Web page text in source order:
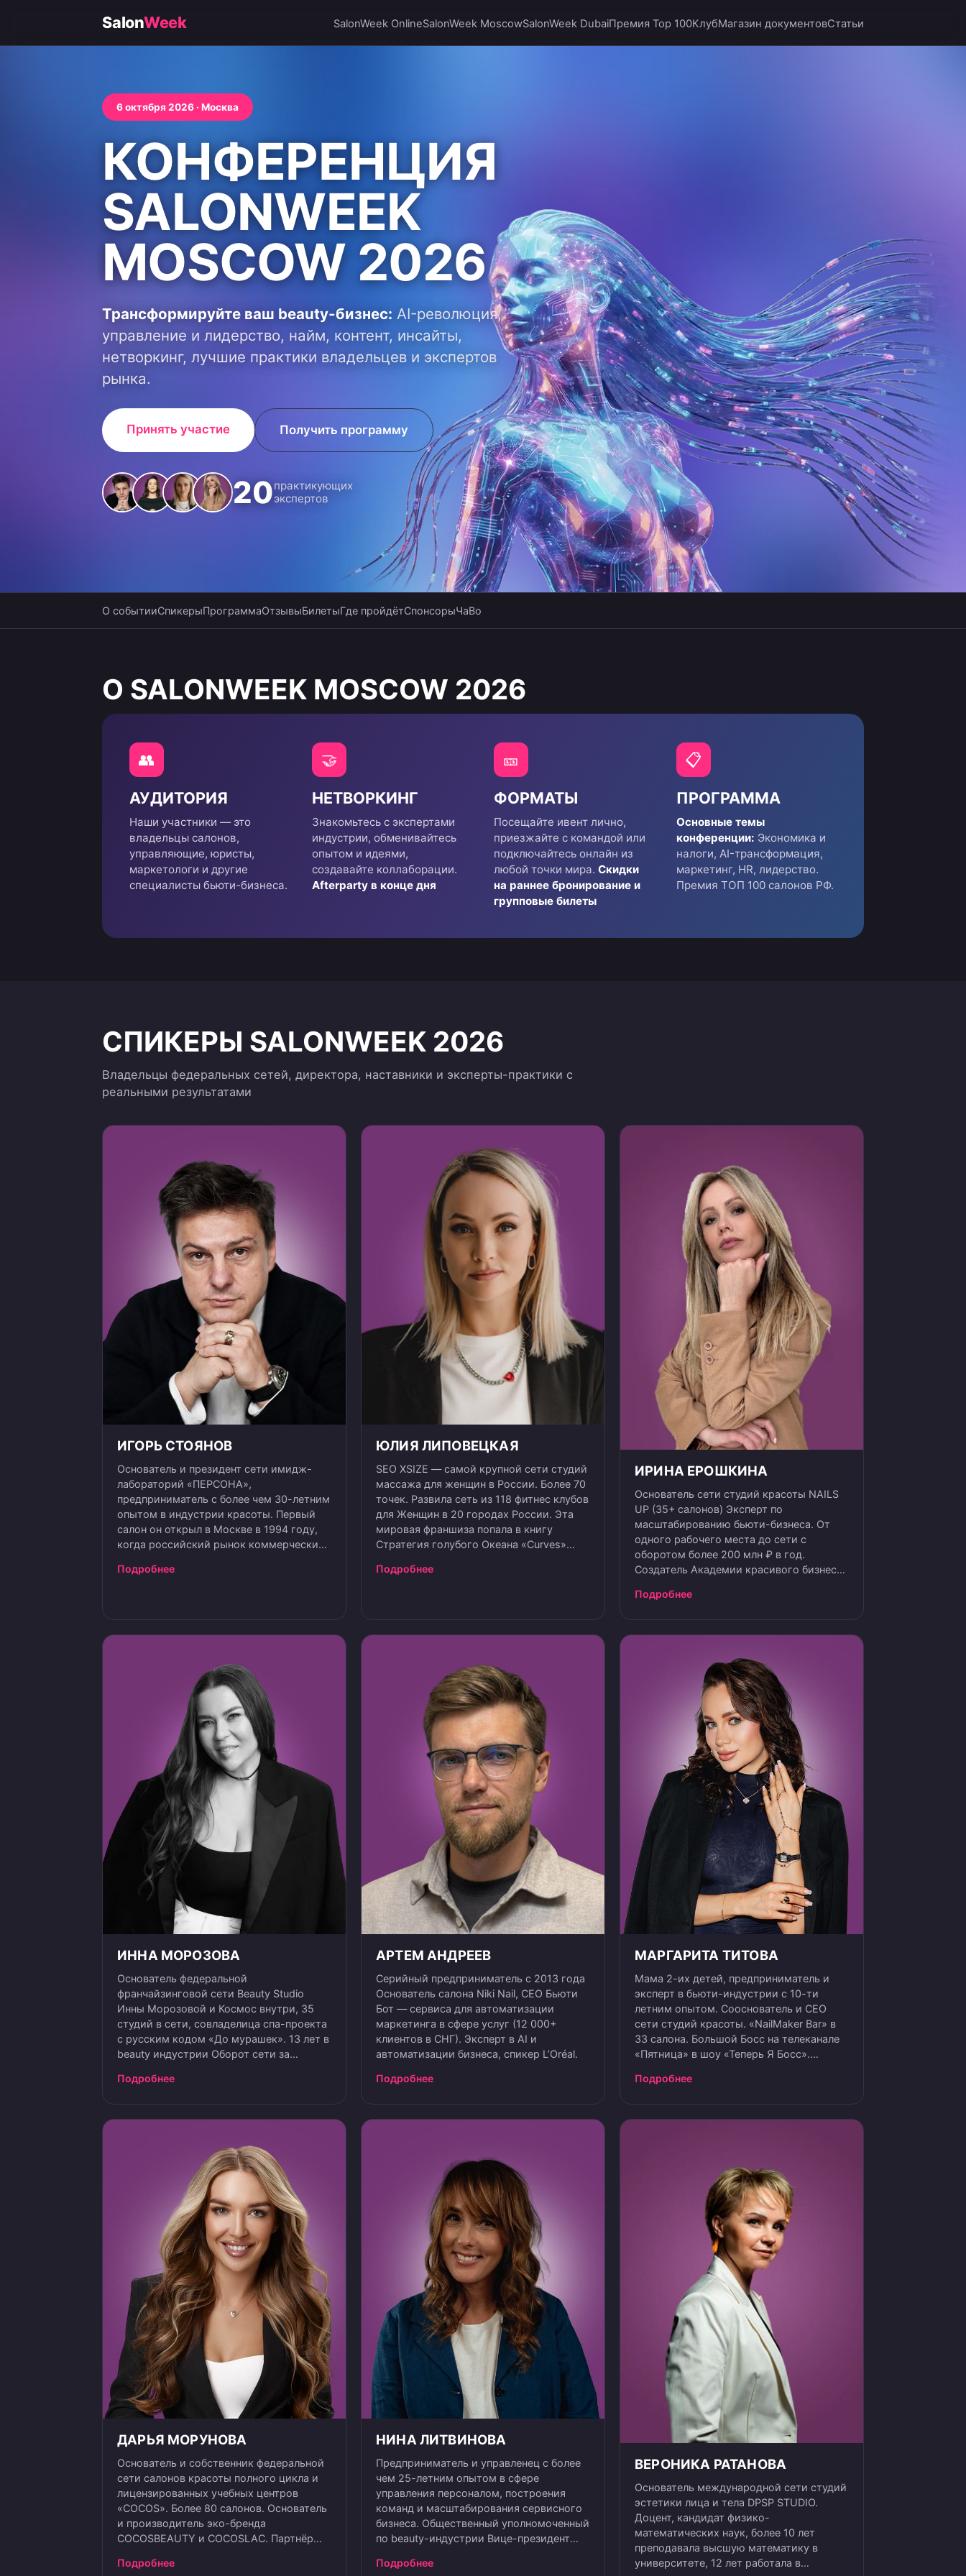
SalonWeek SalonWeek OnlineSalonWeek MoscowSalonWeek DubaiПремия Top 100КлубМагазин документовСтатьи
6 октября 2026 · Москва
КОНФЕРЕНЦИЯ
SALONWEEK
MOSCOW 2026
Трансформируйте ваш beauty-бизнес: AI-революция,
управление и лидерство, найм, контент, инсайты,
нетворкинг, лучшие практики владельцев и экспертов
рынка.
Принять участие Получить программу
20практикующих
экспертов
О событииСпикерыПрограммаОтзывыБилетыГде пройдётСпонсорыЧаВо
О SALONWEEK MOSCOW 2026
👥
АУДИТОРИЯ
Наши участники — это
владельцы салонов,
управляющие, юристы,
маркетологи и другие
специалисты бьюти-бизнеса.
🤝
НЕТВОРКИНГ
Знакомьтесь с экспертами
индустрии, обменивайтесь
опытом и идеями,
создавайте коллаборации.
Afterparty в конце дня
🎫
ФОРМАТЫ
Посещайте ивент лично,
приезжайте с командой или
подключайтесь онлайн из
любой точки мира. Скидки
на раннее бронирование и
групповые билеты
📋
ПРОГРАММА
Основные темы
конференции: Экономика и
налоги, AI-трансформация,
маркетинг, HR, лидерство.
Премия ТОП 100 салонов РФ.
СПИКЕРЫ SALONWEEK 2026
Владельцы федеральных сетей, директора, наставники и эксперты-практики с
реальными результатами
ИГОРЬ СТОЯНОВ
Основатель и президент сети имидж-
лабораторий «ПЕРСОНА»,
предприниматель с более чем 30-летним
опытом в индустрии красоты. Первый
салон он открыл в Москве в 1994 году,
когда российский рынок коммерческих
десятилетия «ПЕРСОНА» выросла в одну
насчитывает 130+ салонов и объединяет
тысячи специалистов. Стоянов — один
масштабированию сервисного бизнеса.
Его фокус — франчайзинг, управление
качеством, развитие мастеров и
собственников, сервисная культура и
роль лидера в устойчивом росте
компании. Ключевые факты: —
основатель и президент сети имидж-
лабораторий «ПЕРСОНА»; — более 30
лет в бьюти-индустрии; — масштаб сети
— 130+ салонов; — президент
Ассоциации предпринимателей
индустрии красоты АПИК; — бизнес-
ментор и спикер по темам франчайзинга,
сервиса, лидерства и управления
салонным бизнесом; — автор книги
«Бизнес от сердца. Принципы основателя
имидж-лабораторий „Персона“».
Подробнее
ЮЛИЯ ЛИПОВЕЦКАЯ
SEO XSIZE — самой крупной сети студий
массажа для женщин в России. Более 70
точек. Развила сеть из 118 фитнес клубов
для Женщин в 20 городах России. Эта
мировая франшиза попала в книгу
Стратегия голубого Океана «Curves»
сети. Умеет совмещать семью и бизнес:
на прокачку силы слов и позитивного
мышления для женщин
Подробнее
ИРИНА ЕРОШКИНА
Основатель сети студий красоты NAILS
UP (35+ салонов) Эксперт по
масштабированию бьюти-бизнеса. От
одного рабочего места до сети с
оборотом более 200 млн ₽ в год.
Создатель Академии красивого бизнеса,
запускают и развивают прибыльные
превратить салон из рабочего места
собственника в масштабируемый бизнес.
Подробнее
ИННА МОРОЗОВА
Основатель федеральной
франчайзинговой сети Beauty Studio
Инны Морозовой и Космос внутри, 35
студий в сети, совладелица спа-проекта
с русским кодом «До мурашек». 13 лет в
beauty индустрии Оборот сети за
350 мастеров работающих в сети Свой
3,5 млн руб. Средняя чистая прибыль
салона сети — 5 млн руб. в год Выход на
окупаемость нового салона через 3
месяца с момента открытия Открытие
студии под ключ за 2 месяца
Подробнее
АРТЕМ АНДРЕЕВ
Серийный предприниматель с 2013 года
Основатель салона Niki Nail, CEO Бьюти
Бот — сервиса для автоматизации
маркетинга в сфере услуг (12 000+
клиентов в СНГ). Эксперт в AI и
автоматизации бизнеса, спикер L’Oréal.
Подробнее
МАРГАРИТА ТИТОВА
Мама 2-их детей, предприниматель и
эксперт в бьюти-индустрии с 10-ти
летним опытом. Сооснователь и СЕО
сети студий красоты. «NailMaker Bar» в
33 салона. Большой Босс на телеканале
«Пятница» в шоу «Теперь Я Босс».
Yclients, Avito Ментор в Сбере. Автор
Подробнее
ДАРЬЯ МОРУНОВА
Основатель и собственник федеральной
сети салонов красоты полного цикла и
лицензированных учебных центров
«COCOS». Более 80 салонов. Основатель
и производитель эко-бренда
COCOSBEAUTY и COCOSLAC. Партнёр
предприниматель. Резидент бизнес-
Подробнее
НИНА ЛИТВИНОВА
Предприниматель и управленец с более
чем 25-летним опытом в сфере
управления персоналом, построения
команд и масштабирования сервисного
бизнеса. Общественный уполномоченный
по beauty-индустрии Вице-президент
индустрии красоты Сооснователь
Подробнее
ВЕРОНИКА РАТАНОВА
Основатель международной сети студий
эстетики лица и тела DPSP STUDIO.
Доцент, кандидат физико-
математических наук, более 10 лет
преподавала высшую математику в
университете, 12 лет работала в